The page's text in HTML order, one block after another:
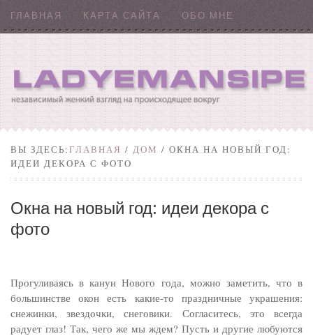
ГЛАВНАЯ КАРТА САЙТА ОБО МНЕ
ВЫ ЗДЕСЬ:ГЛАВНАЯ / ДОМ / ОКНА НА НОВЫЙ ГОД:
ИДЕИ ДЕКОРА С ФОТО
Окна на новый год: идеи декора с
фото
Прогуливаясь в канун Нового года, можно заметить, что в
большинстве окон есть какие-то праздничные украшения:
снежинки, звездочки, снеговики. Согласитесь, это всегда
радует глаз! Так, чего же мы ждем? Пусть и другие любуются